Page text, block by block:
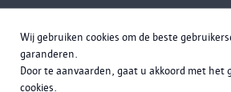
Wij gebruiken cookies om de beste
garanderen.
Door te aanvaarden, gaat u akkoord met het
cookies.
Meld je aan